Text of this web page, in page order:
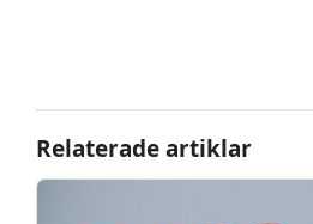
Relaterade artiklar